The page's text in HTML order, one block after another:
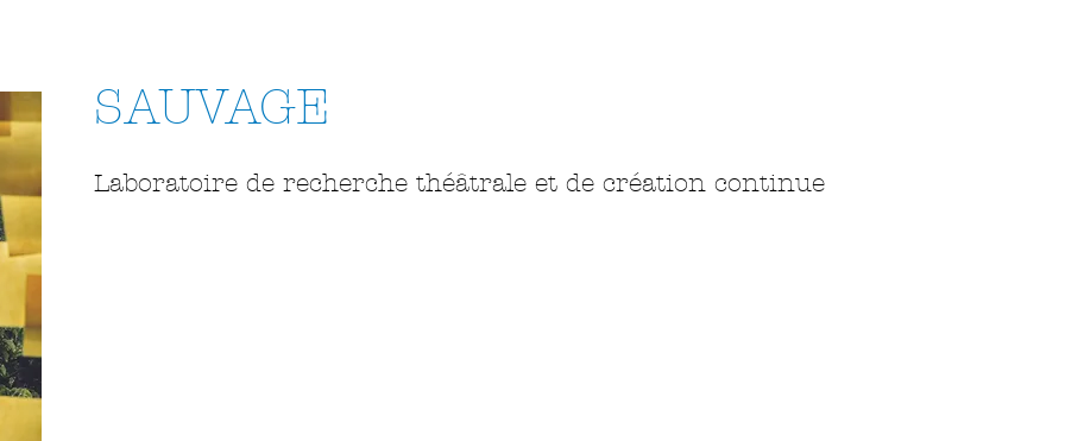
SAUVAGE
Laboratoire de recherche théâtrale et de création continue